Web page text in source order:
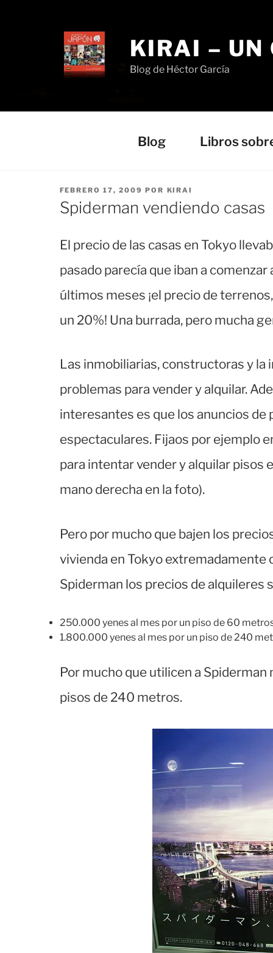
KIRAI – UN
Blog de Héctor García
Blog Libros
PUBLICADO
EL
FEBRERO 17, 2009 POR KIRAI
Spiderman vendiendo casas
El precio de las casas en Tokyo
pasado parecía que iban a
últimos meses ¡el precio de
un 20%! Una burrada, pero mucha
Las inmobiliarias, constructoras y
problemas para vender y alquilar.
interesantes es que los anuncios de
espectaculares. Fijaos por ejemplo
para intentar vender y alquilar pisos
mano derecha en la foto).
Pero por mucho que bajen los
vivienda en Tokyo extremadamente
Spiderman los precios de alquileres
250.000 yenes al mes por un piso de 60
1.800.000 yenes al mes por un piso de 240
Por mucho que utilicen a Spiderman
pisos de 240 metros.